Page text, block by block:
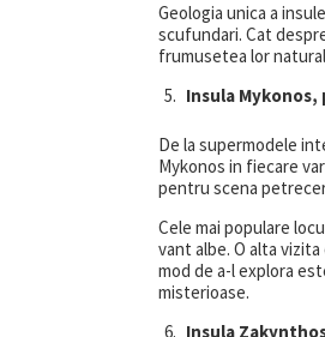
Geologia unica a
scufundari. Cat
frumusetea lor
Insula
De la supermodele
Mykonos in fiecare
pentru scena
Cele mai populare
vant albe. O alta
mod de a-l explora
misterioase.
Insula